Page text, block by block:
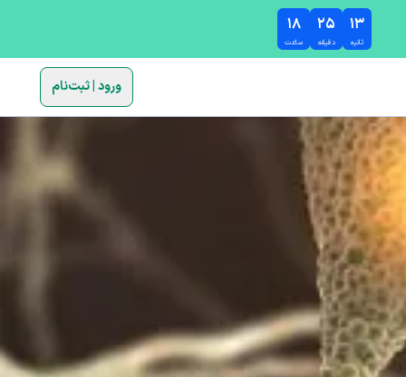
۱۸
ساعت
۲۵
دقیقه
۱۲
ثانیه
ورود | ثبت‌نام